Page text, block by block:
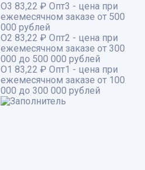
О3 83,22 ₽ Опт3 - цена при
ежемесячном заказе от 500
000 рублей
О2 83,22 ₽ Опт2 - цена при
ежемесячном заказе от 300
000 до 500 000 рублей
О1 83,22 ₽ Опт1 - цена при
ежемесячном заказе от 100
000 до 300 000 рублей